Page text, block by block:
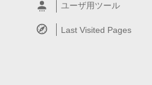
ユーザ用ツール
Last Visited Pages